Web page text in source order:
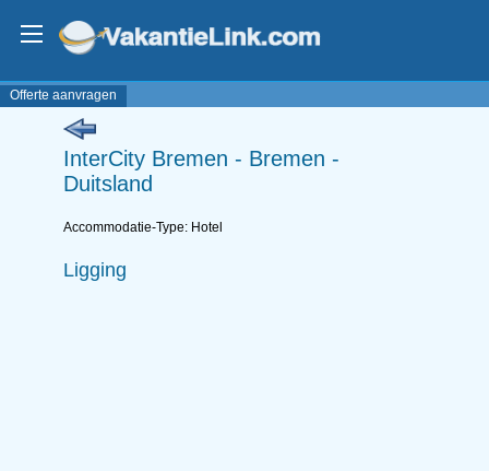
InterCity Bremen - Bremen -
Duitsland
Offerte aanvragen
Accommodatie-Type: Hotel
Ligging